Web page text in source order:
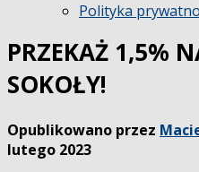
Polityka
PRZEKAŻ 1,5%
SOKOŁY!
Opublikowano przez
lutego 2023